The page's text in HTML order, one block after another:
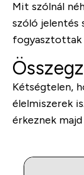
Mit szólnál
szóló jelentés
fogyasztottak
Kétségtelen,
élelmiszerek
érkeznek